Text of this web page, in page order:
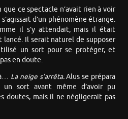
que ce spectacle n’avait rien à voir
d’un phénomène étrange.
il s’y attendait, mais il était
lancé. Il serait naturel de supposer
un sort pour se protéger, et
en doute.
La neige s’arrêta.Alus se prépara
un sort avant même d’avoir pu
doutes, mais il ne négligerait pas